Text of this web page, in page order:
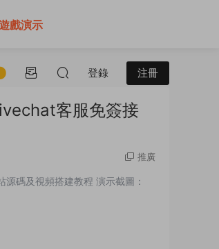
戲演示
登錄 注冊
客服免簽接
推廣
碼及視頻搭建教程 演示截圖：